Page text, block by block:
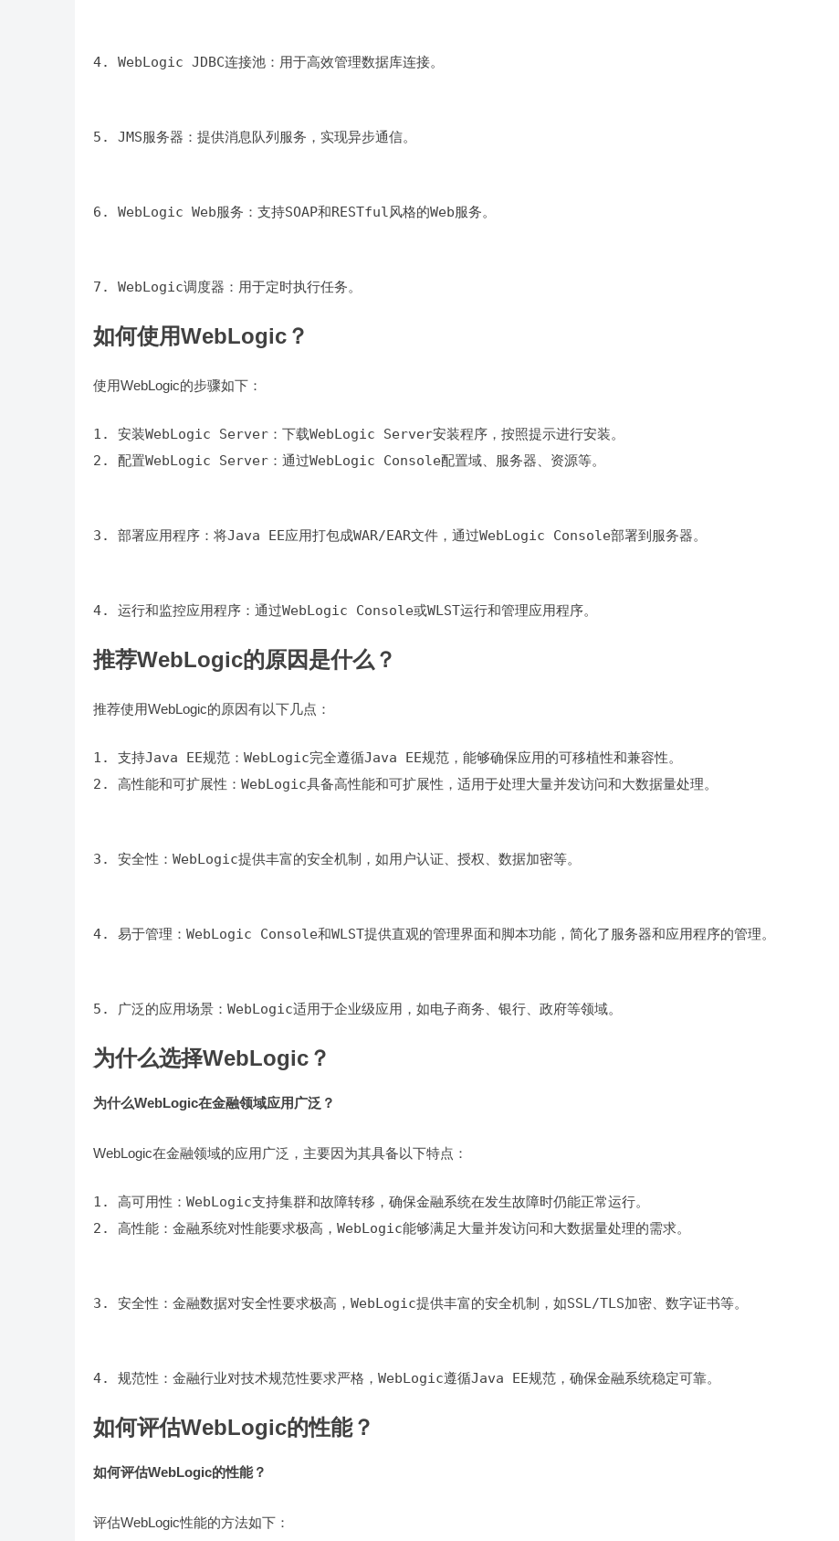
4. WebLogic JDBC连接池：用于高效管理数据库连接。
5. JMS服务器：提供消息队列服务，实现异步通信。
6. WebLogic Web服务：支持SOAP和RESTful风格的Web服务。
7. WebLogic调度器：用于定时执行任务。
如何使用WebLogic？
使用WebLogic的步骤如下：
2. 配置WebLogic Server：通过WebLogic Console配置域、服务器、资源等。
3. 部署应用程序：将Java EE应用打包成WAR/EAR文件，通过WebLogic Console部署到服务器。
4. 运行和监控应用程序：通过WebLogic Console或WLST运行和管理应用程序。
推荐WebLogic的原因是什么？
推荐使用WebLogic的原因有以下几点：
2. 高性能和可扩展性：WebLogic具备高性能和可扩展性，适用于处理大量并发访问和大数据量处理。
3. 安全性：WebLogic提供丰富的安全机制，如用户认证、授权、数据加密等。
4. 易于管理：WebLogic Console和WLST提供直观的管理界面和脚本功能，简化了服务器和应用程序的管理。
5. 广泛的应用场景：WebLogic适用于企业级应用，如电子商务、银行、政府等领域。
为什么选择WebLogic？
为什么WebLogic在金融领域应用广泛？
WebLogic在金融领域的应用广泛，主要因为其具备以下特点：
2. 高性能：金融系统对性能要求极高，WebLogic能够满足大量并发访问和大数据量处理的需求。
3. 安全性：金融数据对安全性要求极高，WebLogic提供丰富的安全机制，如SSL/TLS加密、数字证书等。
4. 规范性：金融行业对技术规范性要求严格，WebLogic遵循Java EE规范，确保金融系统稳定可靠。
如何评估WebLogic的性能？
如何评估WebLogic的性能？
评估WebLogic性能的方法如下：